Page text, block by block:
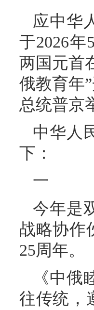
应中华
于2026
两国元首
俄教育年
总统普京
中华人
下：
一
今年是
战略协作
25周年。
《中
往传统，